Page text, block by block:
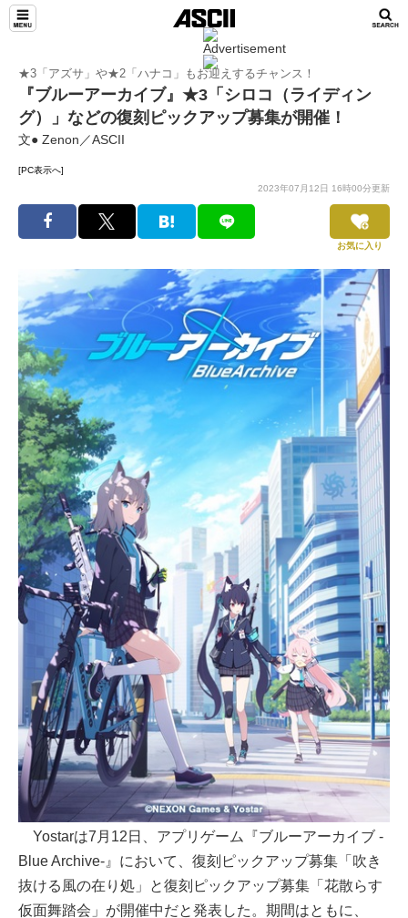
★3「アズサ」や★2「ハナコ」もお迎えするチャンス！
『ブルーアーカイブ』★3「シロコ（ライディン
グ）」などの復刻ピックアップ募集が開催！
文● Zenon／ASCII
[PC表示へ]
2023年07月12日 16時00分更新
お気に入り
Yostarは7月12日、アプリゲーム『ブルーアーカイブ -
Blue Archive-』において、復刻ピックアップ募集「吹き
抜ける風の在り処」と復刻ピックアップ募集「花散らす
仮面舞踏会」が開催中だと発表した。期間はともに、